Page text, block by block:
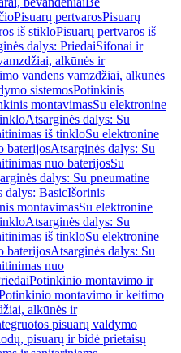
Pisuarų pertvarosPisuarų
iš stikloPisuarų pertvaros iš
dalys: PriedaiSifonai ir
alkūnės ir
vandens vamzdžiai, alkūnės
sistemosPotinkinis
montavimasSu elektronine
Atsarginės dalys: Su
iš tinkloSu elektronine
baterijosAtsarginės dalys: Su
nuo baterijosSu
dalys: Su pneumatine
dalys: BasicIšorinis
montavimasSu elektronine
Atsarginės dalys: Su
iš tinkloSu elektronine
baterijosAtsarginės dalys: Su
nuo
Potinkinio montavimo ir
montavimo ir keitimo
alkūnės ir
pisuarų valdymo
pisuarų ir bidė prietaisų